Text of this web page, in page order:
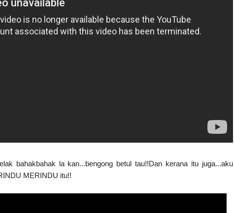
bahakbahak la kan...bengong betul tau!!Dan kerana itu juga...aku
MERINDU itu!!